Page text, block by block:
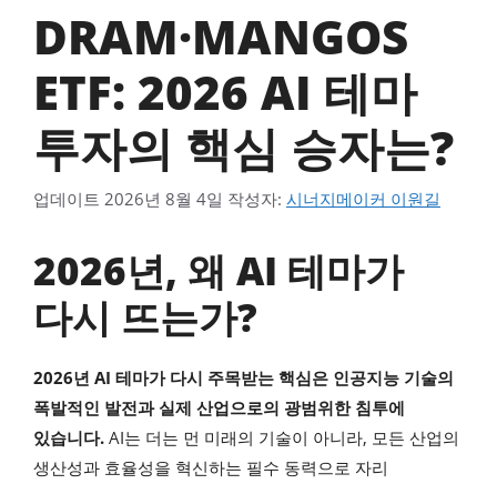
DRAM·MANGOS
ETF: 2026 AI 테마
투자의 핵심 승자는?
업데이트 2026년 8월 4일 작성자: 시너지메이커 이원길
2026년, 왜 AI 테마가
다시 뜨는가?
2026년 AI 테마가 다시 주목받는 핵심은 인공지능 기술의
폭발적인 발전과 실제 산업으로의 광범위한 침투에
있습니다. AI는 더는 먼 미래의 기술이 아니라, 모든 산업의
생산성과 효율성을 혁신하는 필수 동력으로 자리